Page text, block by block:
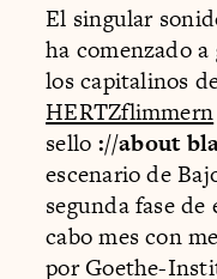
El singular
ha comenzado
los capitalinos
HERTZflimmern
sello ://about
escenario de
segunda fase
cabo mes con
por Goethe-